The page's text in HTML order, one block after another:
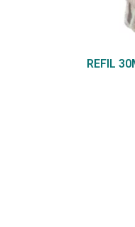
REFIL